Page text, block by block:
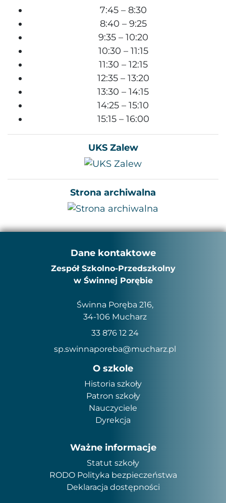
7:45 – 8:30
8:40 – 9:25
9:35 – 10:20
10:30 – 11:15
11:30 – 12:15
12:35 – 13:20
13:30 – 14:15
14:25 – 15:10
15:15 – 16:00
UKS Zalew
Strona archiwalna
Dane kontaktowe
Zespół Szkolno-Przedszkolny
w Świnnej Porębie
Świnna Poręba 216,
34-106 Mucharz
33 876 12 24
sp.swinnaporeba@mucharz.pl
O szkole
Historia szkoły
Patron szkoły
Nauczyciele
Dyrekcja
Ważne informacje
Statut szkoły
RODO Polityka bezpieczeństwa
Deklaracja dostępności